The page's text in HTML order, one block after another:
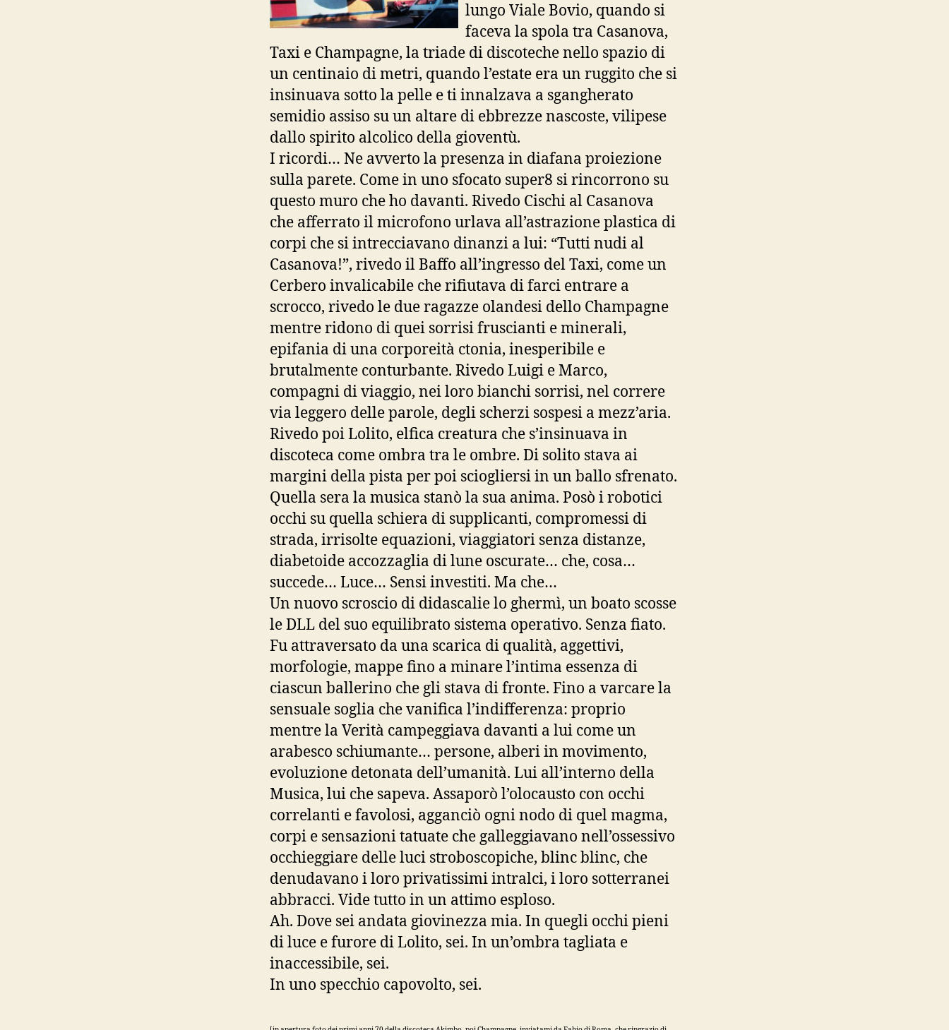
lungo Viale Bovio, quando si
faceva la spola tra Casanova,
Taxi e Champagne, la triade di discoteche nello spazio di
un centinaio di metri, quando l’estate era un ruggito che si
insinuava sotto la pelle e ti innalzava a sgangherato
semidio assiso su un altare di ebbrezze nascoste, vilipese
dallo spirito alcolico della gioventù.
I ricordi… Ne avverto la presenza in diafana proiezione
sulla parete. Come in uno sfocato super8 si rincorrono su
questo muro che ho davanti. Rivedo Cischi al Casanova
che afferrato il microfono urlava all’astrazione plastica di
corpi che si intrecciavano dinanzi a lui: “Tutti nudi al
Casanova!”, rivedo il Baffo all’ingresso del Taxi, come un
Cerbero invalicabile che rifiutava di farci entrare a
scrocco, rivedo le due ragazze olandesi dello Champagne
mentre ridono di quei sorrisi fruscianti e minerali,
epifania di una corporeità ctonia, inesperibile e
brutalmente conturbante. Rivedo Luigi e Marco,
compagni di viaggio, nei loro bianchi sorrisi, nel correre
via leggero delle parole, degli scherzi sospesi a mezz’aria.
Rivedo poi Lolito, elfica creatura che s’insinuava in
discoteca come ombra tra le ombre. Di solito stava ai
margini della pista per poi sciogliersi in un ballo sfrenato.
Quella sera la musica stanò la sua anima. Posò i robotici
occhi su quella schiera di supplicanti, compromessi di
strada, irrisolte equazioni, viaggiatori senza distanze,
diabetoide accozzaglia di lune oscurate… che, cosa…
succede… Luce… Sensi investiti. Ma che…
Un nuovo scroscio di didascalie lo ghermì, un boato scosse
le DLL del suo equilibrato sistema operativo. Senza fiato.
Fu attraversato da una scarica di qualità, aggettivi,
morfologie, mappe fino a minare l’intima essenza di
ciascun ballerino che gli stava di fronte. Fino a varcare la
sensuale soglia che vanifica l’indifferenza: proprio
mentre la Verità campeggiava davanti a lui come un
arabesco schiumante… persone, alberi in movimento,
evoluzione detonata dell’umanità. Lui all’interno della
Musica, lui che sapeva. Assaporò l’olocausto con occhi
correlanti e favolosi, agganciò ogni nodo di quel magma,
corpi e sensazioni tatuate che galleggiavano nell’ossessivo
occhieggiare delle luci stroboscopiche, blinc blinc, che
denudavano i loro privatissimi intralci, i loro sotterranei
abbracci. Vide tutto in un attimo esploso.
Ah. Dove sei andata giovinezza mia. In quegli occhi pieni
di luce e furore di Lolito, sei. In un’ombra tagliata e
inaccessibile, sei.
In uno specchio capovolto, sei.